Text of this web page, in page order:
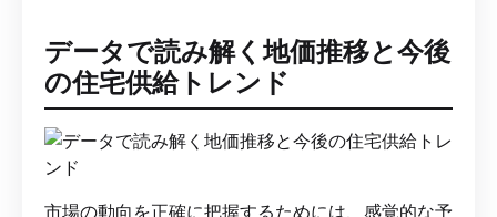
データで読み解く地価推移と今後
の住宅供給トレンド
市場の動向を正確に把握するためには、感覚的な予